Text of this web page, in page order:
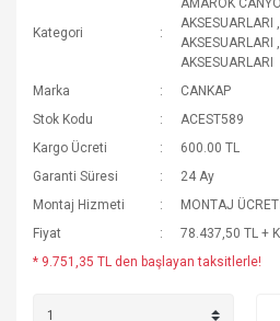
Kategori
AMAROK
AKSESUARLARI
AKSESUARLARI
AKSESUARLARI
Marka
CANKAP
Stok Kodu
ACEST589
Kargo Ücreti
600.00 TL
Garanti Süresi
24 Ay
Montaj Hizmeti
MONTAJ
Fiyat
78.437,50 TL +
* 9.751,35 TL den başlayan taksitlerle!